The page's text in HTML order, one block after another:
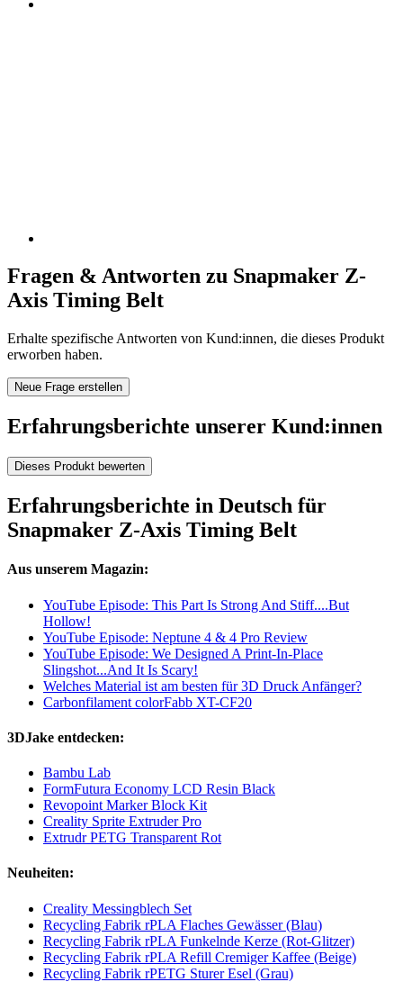
Fragen & Antworten zu Snapmaker Z-
Axis Timing Belt
Erhalte spezifische Antworten von Kund:innen, die dieses Produkt
erworben haben.
Neue Frage erstellen
Erfahrungsberichte unserer Kund:innen
Dieses Produkt bewerten
Erfahrungsberichte in Deutsch für
Snapmaker Z-Axis Timing Belt
Aus unserem Magazin:
YouTube Episode: This Part Is Strong And Stiff....But
Hollow!
YouTube Episode: Neptune 4 & 4 Pro Review
YouTube Episode: We Designed A Print-In-Place
Slingshot...And It Is Scary!
Welches Material ist am besten für 3D Druck Anfänger?
Carbonfilament colorFabb XT-CF20
3DJake entdecken:
Bambu Lab
FormFutura Economy LCD Resin Black
Revopoint Marker Block Kit
Creality Sprite Extruder Pro
Extrudr PETG Transparent Rot
Neuheiten:
Creality Messingblech Set
Recycling Fabrik rPLA Flaches Gewässer (Blau)
Recycling Fabrik rPLA Funkelnde Kerze (Rot-Glitzer)
Recycling Fabrik rPLA Refill Cremiger Kaffee (Beige)
Recycling Fabrik rPETG Sturer Esel (Grau)